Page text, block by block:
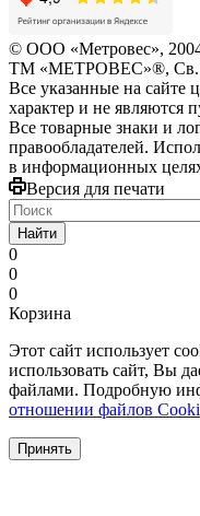
© ООО «Метровес»,
ТМ «МЕТРОВЕС»®, Св.
Все указанные на
характер и не являются
Все товарные знаки и
правообладателей.
в информационных
Версия для печати
Найти
0
0
0
Корзина
Этот сайт использует
использовать сайт, Вы
файлами. Подробную
отношении файлов
Принять